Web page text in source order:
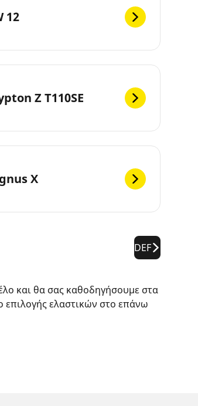
12
Z T110SE
X
DEF
και θα σας καθοδηγήσουμε στα
επιλογής ελαστικών στο επάνω